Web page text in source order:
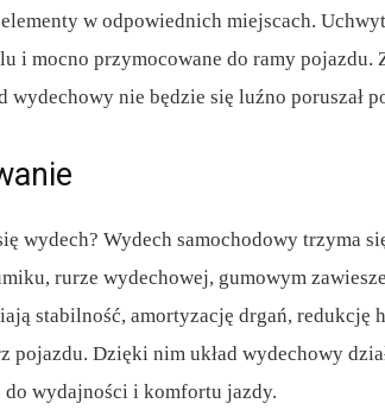
w odpowiednich miejscach.
i mocno przymocowane do ramy pojazdu.
wydechowy nie będzie się luźno poruszał
wydech? Wydech samochodowy trzyma
rurze wydechowej, gumowym
stabilność, amortyzację drgań, redukcję
pojazdu. Dzięki nim układ wydechowy
wydajności i komfortu jazdy.